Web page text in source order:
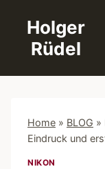
springen
Holger
Rüdel
Home » BLOG »
Eindruck und
NIKON